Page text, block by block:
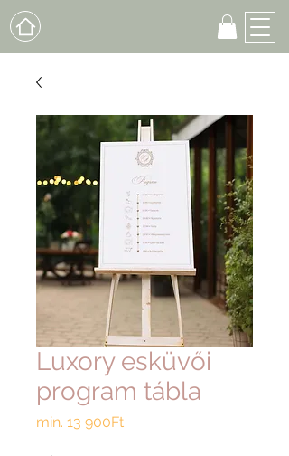
Luxory esküvői
program tábla
min. 13 900FtAkciós